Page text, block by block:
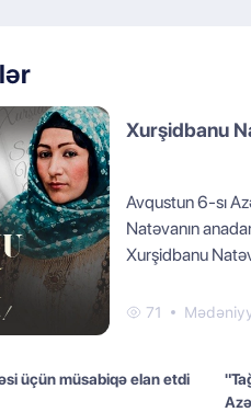
Xurşidbanu
Avqustun 6-sı
Natəvanın
Xurşidbanu
71
üçün müsabiqə elan etdi